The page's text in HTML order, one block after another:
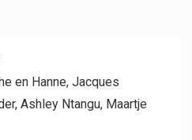
en Hanne, Jacques
Ashley Ntangu, Maartje